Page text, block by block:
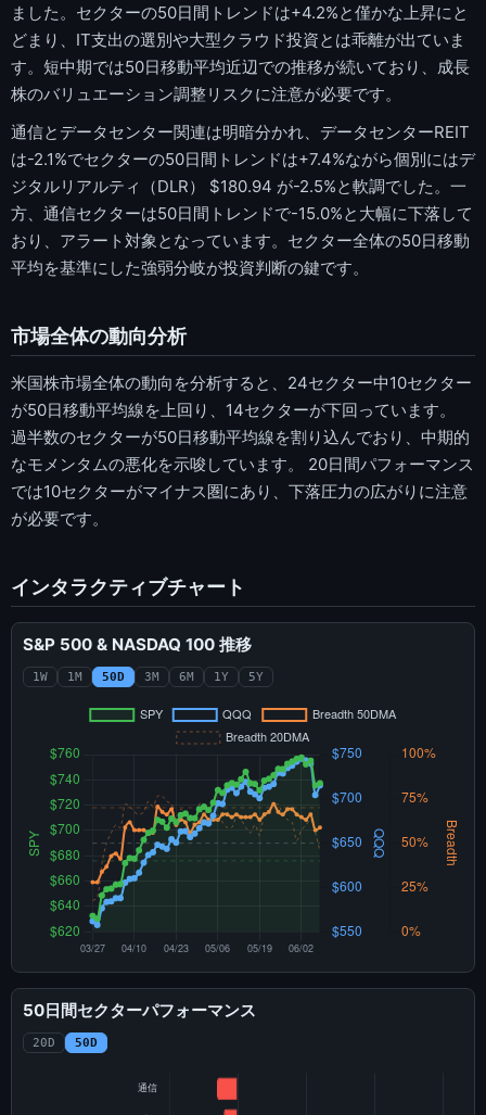
ました。セクターの50日間トレンドは+4.2%と僅かな上昇にと
どまり、IT支出の選別や大型クラウド投資とは乖離が出ていま
す。短中期では50日移動平均近辺での推移が続いており、成長
株のバリュエーション調整リスクに注意が必要です。
通信とデータセンター関連は明暗分かれ、データセンターREIT
は-2.1%でセクターの50日間トレンドは+7.4%ながら個別にはデ
ジタルリアルティ（DLR） $180.94 が-2.5%と軟調でした。一
方、通信セクターは50日間トレンドで-15.0%と大幅に下落して
おり、アラート対象となっています。セクター全体の50日移動
平均を基準にした強弱分岐が投資判断の鍵です。
市場全体の動向分析
米国株市場全体の動向を分析すると、24セクター中10セクター
が50日移動平均線を上回り、14セクターが下回っています。
過半数のセクターが50日移動平均線を割り込んでおり、中期的
なモメンタムの悪化を示唆しています。 20日間パフォーマンス
では10セクターがマイナス圏にあり、下落圧力の広がりに注意
が必要です。
インタラクティブチャート
S&P 500 & NASDAQ 100 推移
1W 1M 50D 3M 6M 1Y 5Y
50日間セクターパフォーマンス
20D 50D